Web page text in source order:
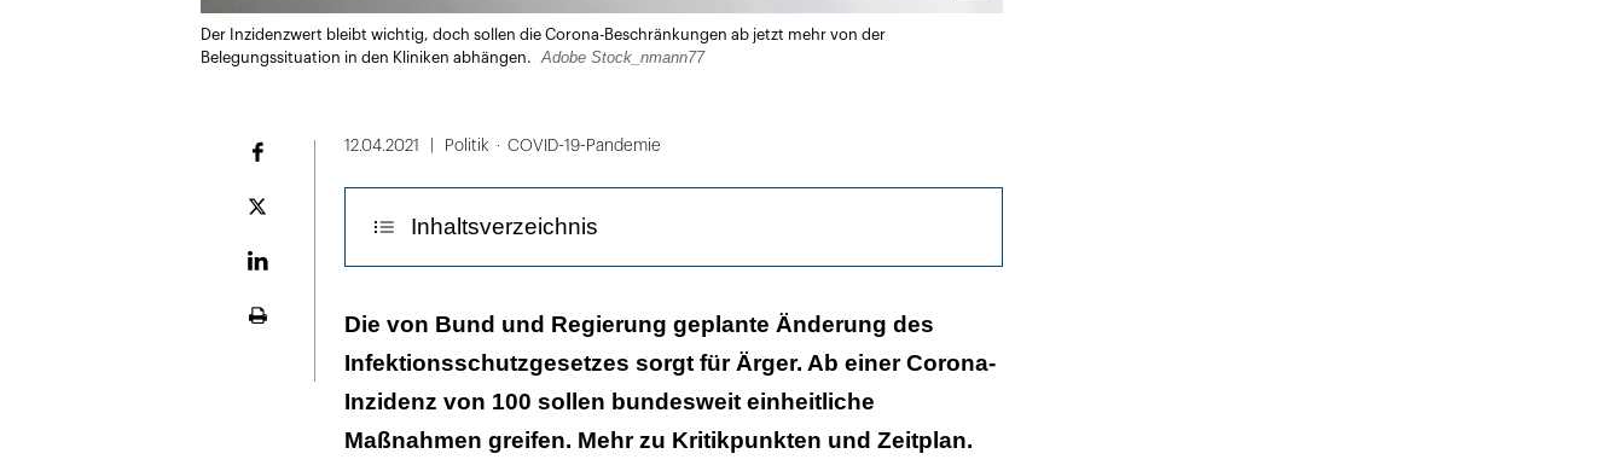
Lightbox
Der Inzidenzwert bleibt wichtig, doch sollen die Corona-Beschränkungen ab jetzt mehr von der
Belegungssituation in den Kliniken abhängen.
Adobe Stock_nmann77
Plattform
12.04.2021 Politik COVID-19-Pandemie
Inhaltsverzeichnis
Der Entwurf soll morgen im Kabinett beraten werden
Kritik kommt von der Opposition, aber auch von der SPD
Sind Ausgangssperren überhaupt verfassungskonform?
Die von Bund und Regierung geplante Änderung des
Infektionsschutzgesetzes sorgt für Ärger. Ab einer Corona-
Inzidenz von 100 sollen bundesweit einheitliche
Maßnahmen greifen. Mehr zu Kritikpunkten und Zeitplan.